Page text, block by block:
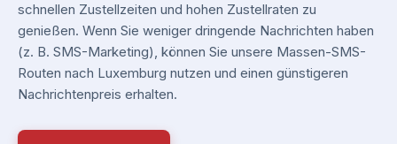
schnellen Zustellzeiten und hohen Zustellraten zu
genießen. Wenn Sie weniger dringende Nachrichten haben
(z. B. SMS-Marketing), können Sie unsere Massen-SMS-
Routen nach Luxemburg nutzen und einen günstigeren
Nachrichtenpreis erhalten.